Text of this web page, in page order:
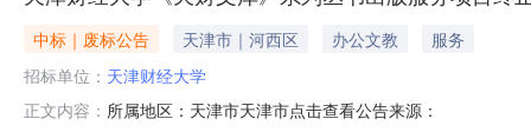
中标｜废标公告 天津市｜河西区 办公文教
服务
招标单位： 天津财经大学
正文内容： 所属地区：天津市天津市点击查看公告来源：